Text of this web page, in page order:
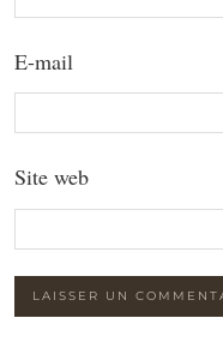
E-mail
Site web